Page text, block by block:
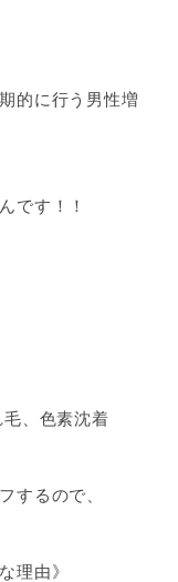
的に行う男性増
です！！
、色素沈着
するので、
理由》